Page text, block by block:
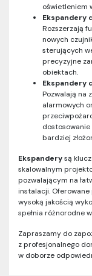
oświetleniem
Ekspandery
Rozszerzają
nowych
sterujących
precyzyjne
obiektach.
Ekspandery
Pozwalają na
alarmowych
dostosowanie
bardziej
Ekspanderysą
skalowalnym
pozwalającym na
instalacji.
wysoką jakością
spełnia różnorodne
Zapraszamy do
z profesjonalnego
w doborze